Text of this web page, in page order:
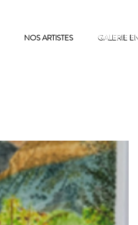
NOS ARTISTES GALERIE
GALERIE